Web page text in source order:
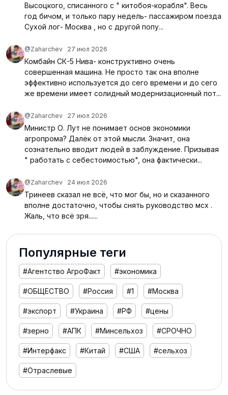
Высоцкого, списанного с " китобоя-корабля". Весь
год бичом, и только пару недель- пассажиром поезда
Сухой лог- Москва , но с другой попу...
@Zaharchev 27 июл 2026
Комбайн СК-5 Нива- конструктивно очень
совершенная машина. Не просто так она вполне
эффективно используется до сего времени и до сего
же времени имеет солидный модернизационный пот...
@Zaharchev 27 июл 2026
Министр О. Лут не понимает основ экономики
агропрома? Далёк от этой мысли. Значит, она
сознательно вводит людей в заблуждение. Призывая
" работать с себестоимостью", она фактически...
@Zaharchev 24 июл 2026
Тринеев сказал не всё, что мог бы, но и сказанного
вполне достаточно, чтобы снять руководство мсх .
Жаль, что всё зря......
Популярные теги
#Агентство АгроФакт #экономика
#ОБЩЕСТВО #Россия #1 #Москва
#экспорт #Украина #РФ #цены
#зерно #АПК #Минсельхоз #СРОЧНО
#Интерфакс #Китай #США #сельхоз
#Отраслевые